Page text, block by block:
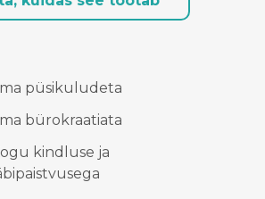
püsikuludeta
bürokraatiata
kindluse ja